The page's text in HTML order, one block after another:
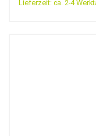
Lieferzeit: ca. 2-4